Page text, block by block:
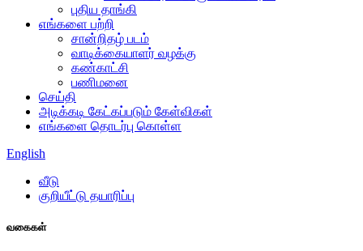
புதிய தாங்கி
எங்களை பற்றி
சான்றிதழ் படம்
வாடிக்கையாளர் வழக்கு
கண்காட்சி
பணிமனை
செய்தி
அடிக்கடி கேட்கப்படும் கேள்விகள்
எங்களை தொடர்பு கொள்ள
English
வீடு
குறியீட்டு தயாரிப்பு
வகைகள்